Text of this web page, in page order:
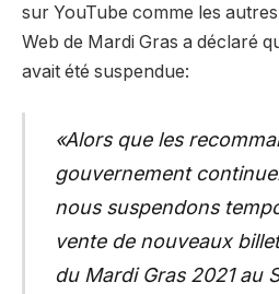
sur YouTube comme les
Web de Mardi Gras a déclaré
avait été suspendue:
«Alors que les
gouvernement
nous suspendons
vente de nouveaux
du Mardi Gras 2021 au